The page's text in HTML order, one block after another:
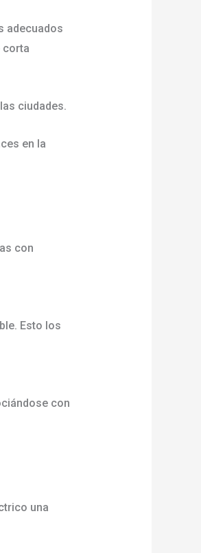
adecuados
corta
ciudades.
en la
con
Esto los
con
una